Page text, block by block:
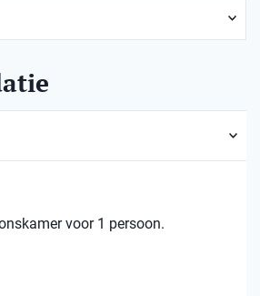
voor 1 persoon.